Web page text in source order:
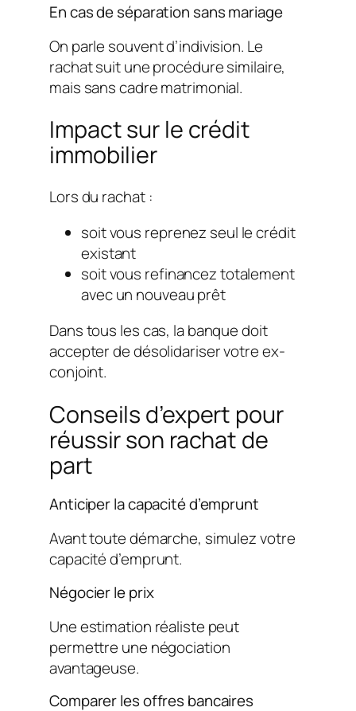
En cas de séparation sans mariage
On parle souvent d’indivision. Le
rachat suit une procédure similaire,
mais sans cadre matrimonial.
Impact sur le crédit
immobilier
Lors du rachat :
soit vous reprenez seul le crédit
existant
soit vous refinancez totalement
avec un nouveau prêt
Dans tous les cas, la banque doit
accepter de désolidariser votre ex-
conjoint.
Conseils d’expert pour
réussir son rachat de
part
Anticiper la capacité d’emprunt
Avant toute démarche, simulez votre
capacité d’emprunt.
Négocier le prix
Une estimation réaliste peut
permettre une négociation
avantageuse.
Comparer les offres bancaires